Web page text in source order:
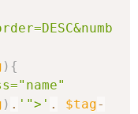
) {
) . '">' . $tag-